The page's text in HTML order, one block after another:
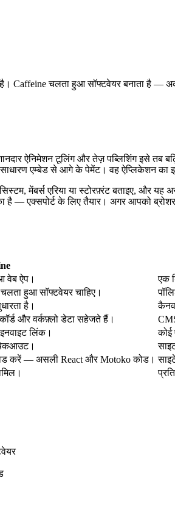
है। Caffeine चलता हुआ सॉफ्टवेयर बनाता है
ऐनिमेशन टूलिंग और तेज़ पब्लिशिंग इसे तब
एम्बेड से आगे के पेमेंट। वह ऐप्लिकेशन का
मेंबर्स एरिया या स्टोरफ़्रंट बताइए,
एक्सपोर्ट के लिए तैयार। अगर आपको ब्रोशर
वेब ऐप।
एक
हुआ सॉफ्टवेयर चाहिए।
है।
और वर्कफ़्लो डेटा सहेजते हैं।
लिंक।
कोई
करें — असली React और Motoko कोड।